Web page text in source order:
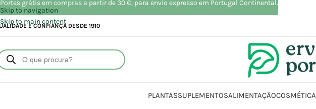
Skip to navigation
Skip to main content
E CONFIANÇA DESDE 1910
PLANTASSUPLEMENTOSALIMENTAÇÃOCOSMÉTICA
Portes grátis em compras a partir de 30 €, para envio expresso em Portugal Continental.